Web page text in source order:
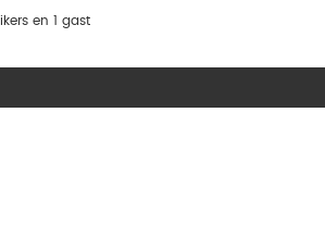
en 1 gast